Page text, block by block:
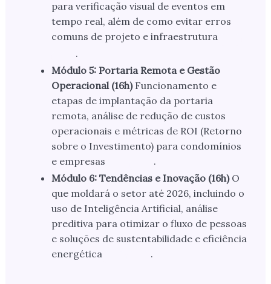
para verificação visual de eventos em
tempo real, além de como evitar erros
comuns de projeto e infraestrutura
.
Módulo 5: Portaria Remota e Gestão
Operacional (16h) Funcionamento e
etapas de implantação da portaria
remota, análise de redução de custos
operacionais e métricas de ROI (Retorno
sobre o Investimento) para condomínios
e empresas
.
Módulo 6: Tendências e Inovação (16h) O
que moldará o setor até 2026, incluindo o
uso de Inteligência Artificial, análise
preditiva para otimizar o fluxo de pessoas
e soluções de sustentabilidade e eficiência
energética
.